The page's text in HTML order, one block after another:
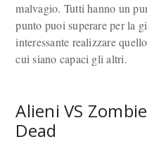
malvagio. Tutti hanno un
punto puoi superare per la
interessante realizzare
cui siano capaci gli altri.
Alieni VS
Dead